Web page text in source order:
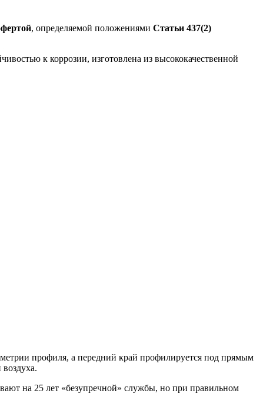
, определяемой положениями Статьи 437(2)
к коррозии, изготовлена из высококачественной
профиля, а передний край профилируется под прямым
на 25 лет «безупречной» службы, но при правильном